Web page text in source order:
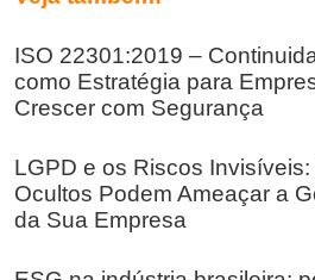
ISO 22301:2019 –
como Estratégia para
Crescer com Segurança
LGPD e os Riscos
Ocultos Podem Ameaçar a
da Sua Empresa